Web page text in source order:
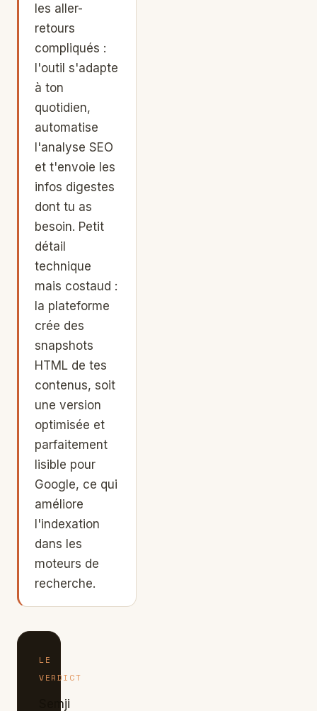
les aller-
retours
compliqués :
l'outil s'adapte
à ton
quotidien,
automatise
l'analyse SEO
et t'envoie les
infos digestes
dont tu as
besoin. Petit
détail
technique
mais costaud :
la plateforme
crée des
snapshots
HTML de tes
contenus, soit
une version
optimisée et
parfaitement
lisible pour
Google, ce qui
améliore
l'indexation
dans les
moteurs de
recherche.
LE
VERDICT
Semji